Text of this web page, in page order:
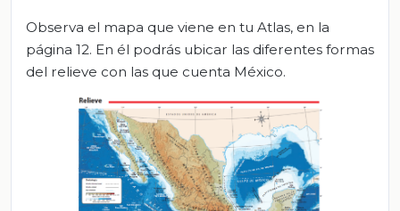
Observa el mapa que viene en tu Atlas, en la
página 12. En él podrás ubicar las diferentes formas
del relieve con las que cuenta México.